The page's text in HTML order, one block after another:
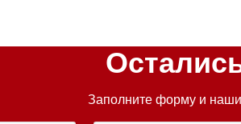
Заполните форму и